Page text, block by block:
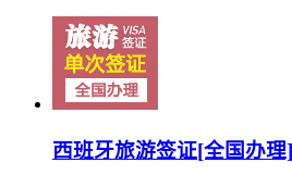
西班牙旅游签证[全国办